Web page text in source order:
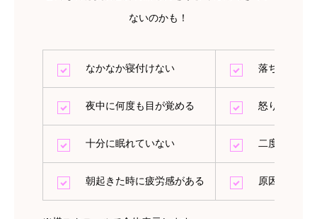
ないのかも！
なかなか寝付けない 落ち込みや
夜中に何度も目が覚める 怒りっぽく
十分に眠れていない 二度寝をし
朝起きた時に疲労感がある 原因不明の